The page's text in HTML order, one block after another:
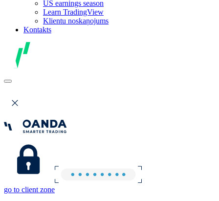
US earnings season
Learn TradingView
Klientu noskaņojums
Kontakts
go to client zone